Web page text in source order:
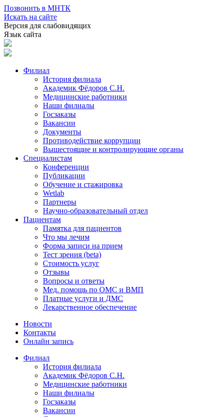
Позвонить в МНТК
Искать на сайте
Версия для слабовидящих
Язык сайта
Филиал
История филиала
Академик Фёдоров С.Н.
Медицинские работники
Наши филиалы
Госзаказы
Вакансии
Документы
Противодействие коррупции
Вышестоящие и контролирующие органы
Специалистам
Конференции
Публикации
Обучение и стажировка
Wetlab
Партнеры
Научно-образовательный отдел
Пациентам
Памятка для пациентов
Что мы лечим
Форма записи на прием
Тест зрения (beta)
Стоимость услуг
Отзывы
Вопросы и ответы
Мед. помощь по ОМС и ВМП
Платные услуги и ДМС
Лекарственное обеспечение
Новости
Контакты
Онлайн запись
Филиал
История филиала
Академик Фёдоров С.Н.
Медицинские работники
Наши филиалы
Госзаказы
Вакансии